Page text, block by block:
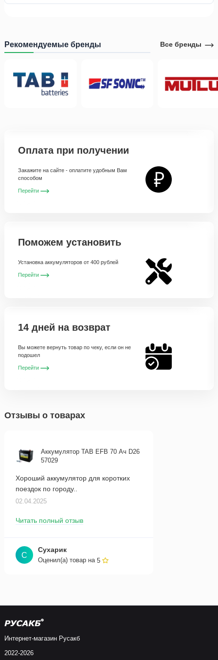
Рекомендуемые бренды Все бренды
Оплата при получении
Закажите на сайте - оплатите удобным Вам
способом
Перейти
Поможем установить
Установка аккумуляторов от 400 рублей
Перейти
14 дней на возврат
Вы можете вернуть товар по чеку, если он не
подошел
Перейти
Отзывы о товарах
Аккумулятор TAB EFB 70 Ач D26
57029
Хороший аккумулятор для коротких
поездок по городу..
02.04.2025
Читать полный отзыв
С
Сухарик
Оценил(а) товар на5
Интернет-магазин Русакб
2022-2026